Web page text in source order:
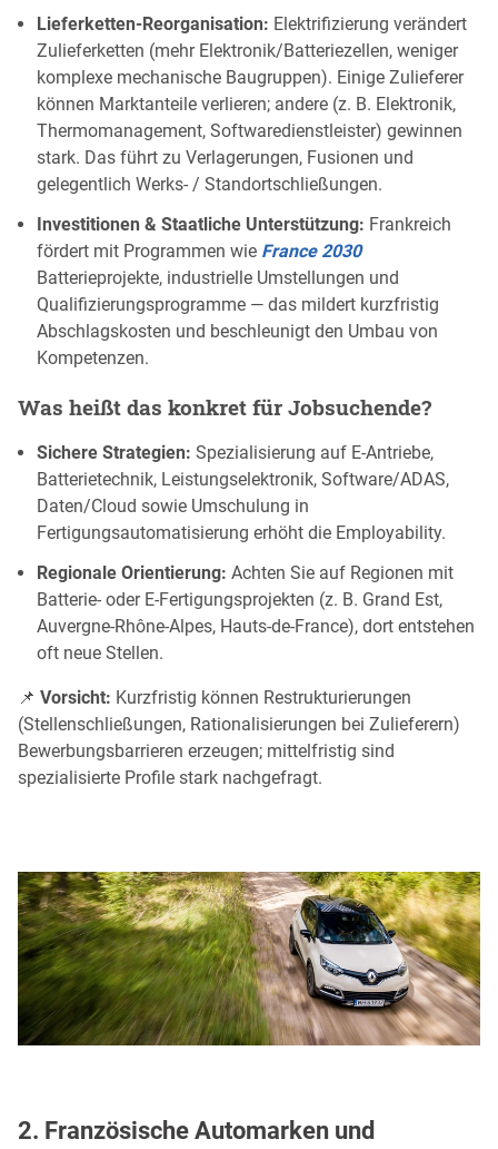
Lieferketten-Reorganisation: Elektrifizierung verändert
Zulieferketten (mehr Elektronik/Batteriezellen, weniger
komplexe mechanische Baugruppen). Einige Zulieferer
können Marktanteile verlieren; andere (z. B. Elektronik,
Thermomanagement, Softwaredienstleister) gewinnen
stark. Das führt zu Verlagerungen, Fusionen und
gelegentlich Werks- / Standortschließungen.
Investitionen & Staatliche Unterstützung: Frankreich
fördert mit Programmen wie France 2030
Batterieprojekte, industrielle Umstellungen und
Qualifizierungsprogramme — das mildert kurzfristig
Abschlagskosten und beschleunigt den Umbau von
Kompetenzen.
Was heißt das konkret für Jobsuchende?
Sichere Strategien: Spezialisierung auf E-Antriebe,
Batterietechnik, Leistungselektronik, Software/ADAS,
Daten/Cloud sowie Umschulung in
Fertigungsautomatisierung erhöht die Employability.
Regionale Orientierung: Achten Sie auf Regionen mit
Batterie- oder E-Fertigungsprojekten (z. B. Grand Est,
Auvergne-Rhône-Alpes, Hauts-de-France), dort entstehen
oft neue Stellen.
📌 Vorsicht: Kurzfristig können Restrukturierungen
(Stellenschließungen, Rationalisierungen bei Zulieferern)
Bewerbungsbarrieren erzeugen; mittelfristig sind
spezialisierte Profile stark nachgefragt.
2. Französische Automarken und